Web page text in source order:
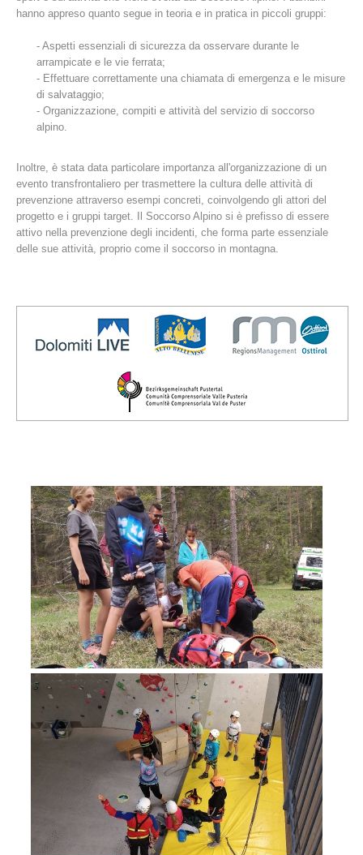
Stazioni del soccorso alpino
Comitato Direttivo
hanno appreso quanto segue in teoria e in pratica in piccoli gruppi:
- Aspetti essenziali di sicurezza da osservare durante le
arrampicate e le vie ferrata;
- Effettuare correttamente una chiamata di emergenza e le misure
di salvataggio;
- Organizzazione, compiti e attività del servizio di soccorso
alpino.
Inoltre, è stata data particolare importanza all'organizzazione di un
evento transfrontaliero per trasmettere la cultura delle attività di
prevenzione attraverso esempi concreti, coinvolgendo gli attori del
progetto e i gruppi target. Il Soccorso Alpino si è prefisso di essere
attivo nella prevenzione degli incidenti, che forma parte essenziale
delle sue attività, proprio come il soccorso in montagna.